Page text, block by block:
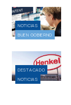
NOTICIAS
BUEN GOBIERNO
DESTACADO
NOTICIAS